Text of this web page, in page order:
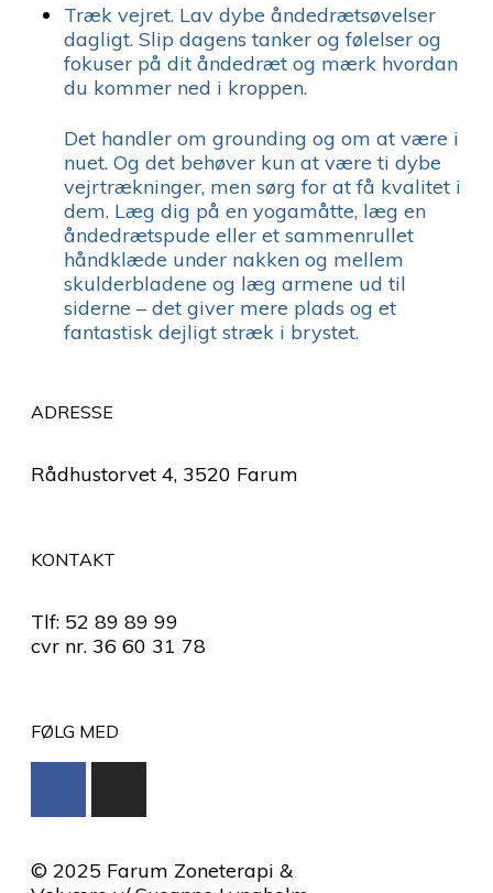
Træk vejret. Lav dybe åndedrætsøvelser
dagligt. Slip dagens tanker og følelser og
fokuser på dit åndedræt og mærk hvordan
du kommer ned i kroppen.
Det handler om grounding og om at være i
nuet. Og det behøver kun at være ti dybe
vejrtrækninger, men sørg for at få kvalitet i
dem. Læg dig på en yogamåtte, læg en
åndedrætspude eller et sammenrullet
håndklæde under nakken og mellem
skulderbladene og læg armene ud til
siderne – det giver mere plads og et
fantastisk dejligt stræk i brystet.
ADRESSE
Rådhustorvet 4, 3520 Farum
KONTAKT
Tlf: 52 89 89 99
cvr nr. 36 60 31 78
FØLG MED
© 2025 Farum Zoneterapi &